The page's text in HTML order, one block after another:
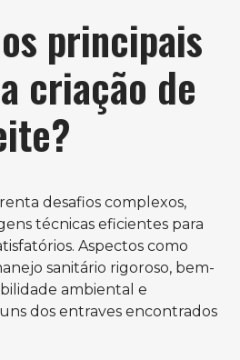
principais
criação de
desafios complexos,
técnicas eficientes para
Aspectos como
sanitário rigoroso, bem-
ambiental e
dos entraves encontrados